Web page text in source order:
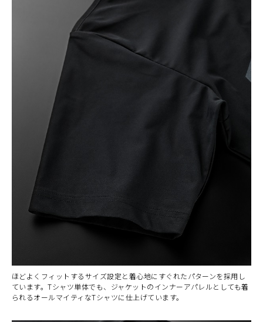
ほどよくフィットするサイズ設定と着心地にすぐれたパターンを採用し
ています。Tシャツ単体でも、ジャケットのインナーアパレルとしても着
られるオールマイティなTシャツに仕上げています。